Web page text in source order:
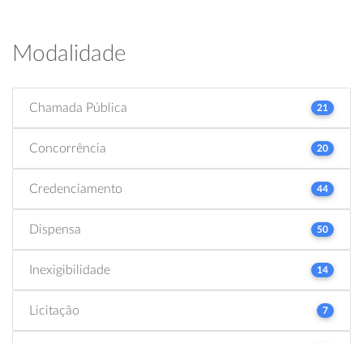
Modalidade
Chamada Pública 21
Concorrência 20
Credenciamento 44
Dispensa 50
Inexigibilidade 14
Licitação 7